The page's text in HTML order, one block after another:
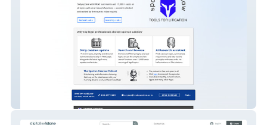
Spartan Caselaw